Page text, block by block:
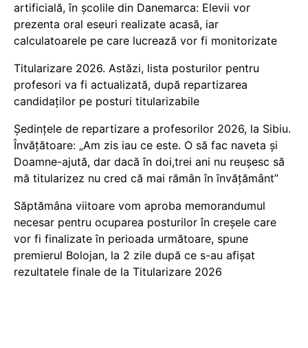
artificială, în școlile din Danemarca: Elevii vor
prezenta oral eseuri realizate acasă, iar
calculatoarele pe care lucrează vor fi monitorizate
Titularizare 2026. Astăzi, lista posturilor pentru
profesori va fi actualizată, după repartizarea
candidaților pe posturi titularizabile
Ședințele de repartizare a profesorilor 2026, la Sibiu.
Învățătoare: „Am zis iau ce este. O să fac naveta și
Doamne-ajută, dar dacă în doi,trei ani nu reușesc să
mă titularizez nu cred că mai rămân în învățământ”
Săptămâna viitoare vom aproba memorandumul
necesar pentru ocuparea posturilor în creșele care
vor fi finalizate în perioada următoare, spune
premierul Bolojan, la 2 zile după ce s-au afișat
rezultatele finale de la Titularizare 2026